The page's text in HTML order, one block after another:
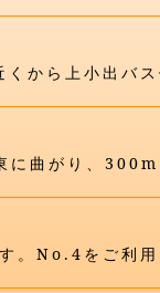
から上小出バス
曲がり、300m
。No.4をご利用